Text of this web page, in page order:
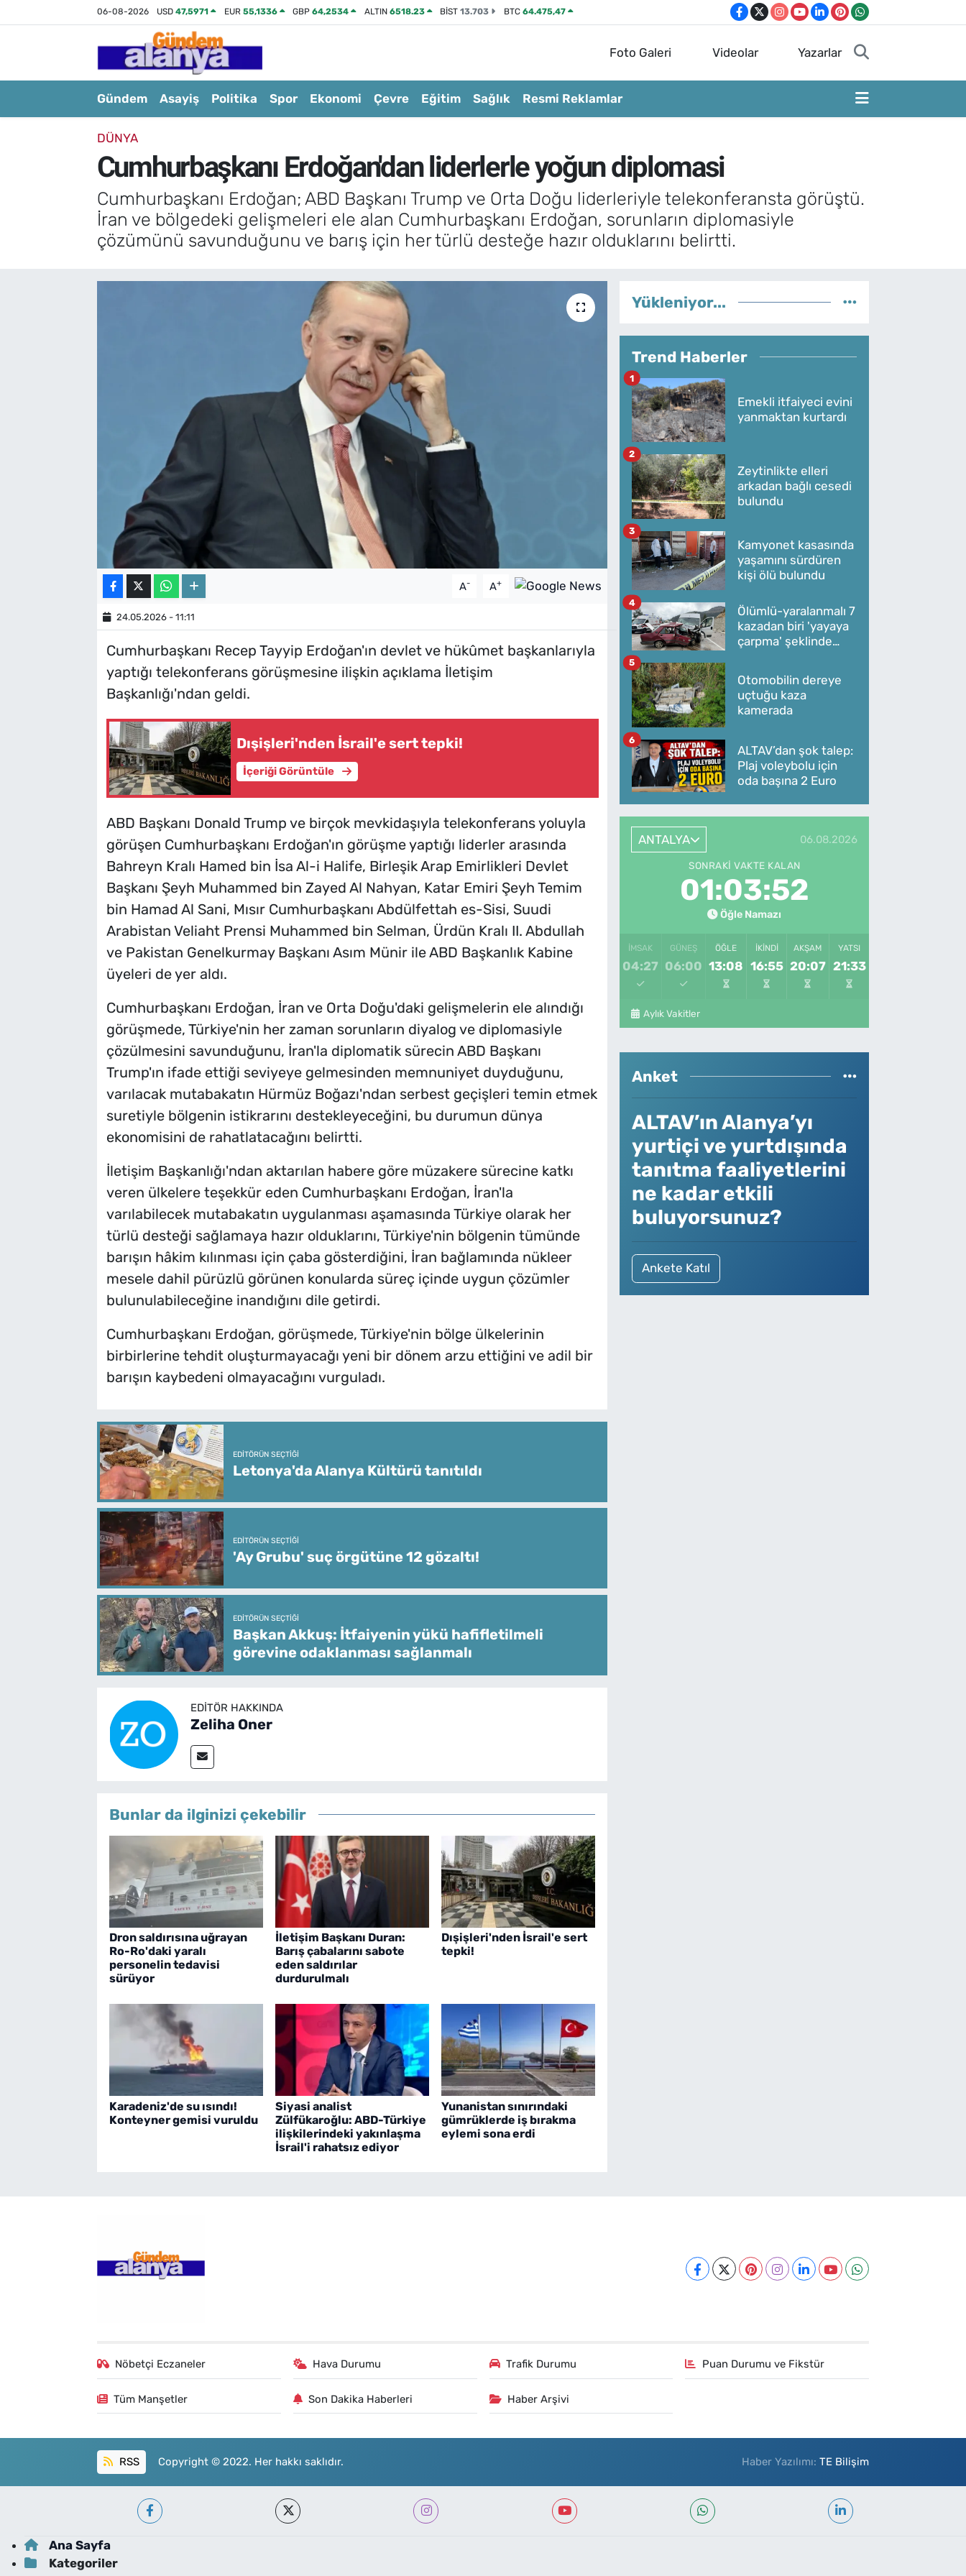
06-08-2026 USD47,5971 EUR 55,1336 GBP64,2534 ALTIN 6518.23 BİST13.703 BTC 64.475,47
Foto Galeri Videolar Yazarlar
Gündem Asayiş Politika Spor Ekonomi Çevre Eğitim Sağlık Resmi Reklamlar
DÜNYA
Cumhurbaşkanı Erdoğan'dan liderlerle yoğun diplomasi
Cumhurbaşkanı Erdoğan; ABD Başkanı Trump ve Orta Doğu liderleriyle telekonferansta görüştü.
İran ve bölgedeki gelişmeleri ele alan Cumhurbaşkanı Erdoğan, sorunların diplomasiyle
çözümünü savunduğunu ve barış için her türlü desteğe hazır olduklarını belirtti.
A- A+
24.05.2026 - 11:11
Cumhurbaşkanı Recep Tayyip Erdoğan'ın devlet ve hükûmet başkanlarıyla
yaptığı telekonferans görüşmesine ilişkin açıklama İletişim
Başkanlığı'ndan geldi.
Dışişleri'nden İsrail'e sert tepki!
İçeriği Görüntüle
ABD Başkanı Donald Trump ve birçok mevkidaşıyla telekonferans yoluyla
görüşen Cumhurbaşkanı Erdoğan'ın görüşme yaptığı liderler arasında
Bahreyn Kralı Hamed bin İsa Al-i Halife, Birleşik Arap Emirlikleri Devlet
Başkanı Şeyh Muhammed bin Zayed Al Nahyan, Katar Emiri Şeyh Temim
bin Hamad Al Sani, Mısır Cumhurbaşkanı Abdülfettah es-Sisi, Suudi
Arabistan Veliaht Prensi Muhammed bin Selman, Ürdün Kralı II. Abdullah
ve Pakistan Genelkurmay Başkanı Asım Münir ile ABD Başkanlık Kabine
üyeleri de yer aldı.
Cumhurbaşkanı Erdoğan, İran ve Orta Doğu'daki gelişmelerin ele alındığı
görüşmede, Türkiye'nin her zaman sorunların diyalog ve diplomasiyle
çözülmesini savunduğunu, İran'la diplomatik sürecin ABD Başkanı
Trump'ın ifade ettiği seviyeye gelmesinden memnuniyet duyduğunu,
varılacak mutabakatın Hürmüz Boğazı'ndan serbest geçişleri temin etmek
suretiyle bölgenin istikrarını destekleyeceğini, bu durumun dünya
ekonomisini de rahatlatacağını belirtti.
İletişim Başkanlığı'ndan aktarılan habere göre müzakere sürecine katkı
veren ülkelere teşekkür eden Cumhurbaşkanı Erdoğan, İran'la
varılabilecek mutabakatın uygulanması aşamasında Türkiye olarak her
türlü desteği sağlamaya hazır olduklarını, Türkiye'nin bölgenin tümünde
barışın hâkim kılınması için çaba gösterdiğini, İran bağlamında nükleer
mesele dahil pürüzlü görünen konularda süreç içinde uygun çözümler
bulunulabileceğine inandığını dile getirdi.
Cumhurbaşkanı Erdoğan, görüşmede, Türkiye'nin bölge ülkelerinin
birbirlerine tehdit oluşturmayacağı yeni bir dönem arzu ettiğini ve adil bir
barışın kaybedeni olmayacağını vurguladı.
EDITÖRÜN SEÇTIĞI
Letonya'da Alanya Kültürü tanıtıldı
EDITÖRÜN SEÇTIĞI
'Ay Grubu' suç örgütüne 12 gözaltı!
EDITÖRÜN SEÇTIĞI
Başkan Akkuş: İtfaiyenin yükü hafifletilmeli
görevine odaklanması sağlanmalı
EDITÖR HAKKINDA
Zeliha Oner
Bunlar da ilginizi çekebilir
Dron saldırısına uğrayan
Ro-Ro'daki yaralı
personelin tedavisi
sürüyor
İletişim Başkanı Duran:
Barış çabalarını sabote
eden saldırılar
durdurulmalı
Dışişleri'nden İsrail'e sert
tepki!
Karadeniz'de su ısındı!
Konteyner gemisi vuruldu
Siyasi analist
Zülfükaroğlu: ABD-Türkiye
ilişkilerindeki yakınlaşma
İsrail'i rahatsız ediyor
Yunanistan sınırındaki
gümrüklerde iş bırakma
eylemi sona erdi
Yükleniyor...
Trend Haberler
Emekli itfaiyeci evini
yanmaktan kurtardı
1
Zeytinlikte elleri
arkadan bağlı cesedi
bulundu
2
Kamyonet kasasında
yaşamını sürdüren
kişi ölü bulundu
3
Ölümlü-yaralanmalı 7
kazadan biri 'yayaya
çarpma' şeklinde
4
Otomobilin dereye
uçtuğu kaza
kamerada
5
ALTAV’dan şok talep:
Plaj voleybolu için
oda başına 2 Euro
6
ANTALYA 06.08.2026
SONRAKI VAKTE KALAN
01:03:52
Öğle Namazı
İMSAK
04:27
GÜNEŞ
06:00
ÖĞLE
13:08
İKINDI
16:55
AKŞAM
20:07
YATSI
21:33
Aylık Vakitler
Anket
ALTAV’ın Alanya’yı
yurtiçi ve yurtdışında
tanıtma faaliyetlerini
ne kadar etkili
buluyorsunuz?
Ankete Katıl
Nöbetçi Eczaneler Hava Durumu Trafik Durumu Puan Durumu ve Fikstür
Tüm Manşetler Son Dakika Haberleri Haber Arşivi
RSS Copyright © 2022. Her hakkı saklıdır. Haber Yazılımı:TE Bilişim
Ana Sayfa
Kategoriler